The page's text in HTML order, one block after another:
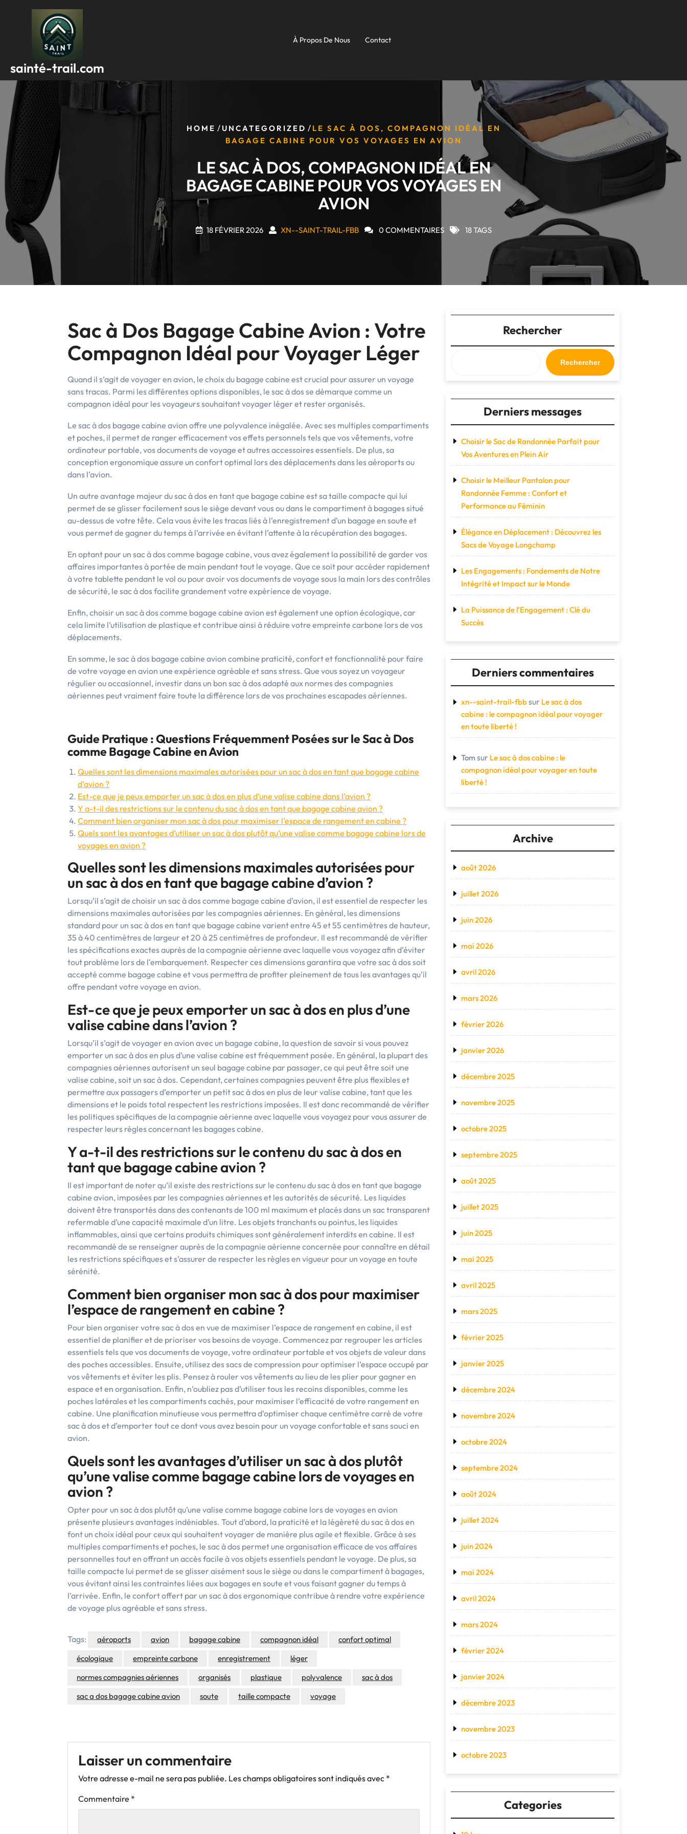
sainté-trail.com
À Propos De Nous Contact
HOME / UNCATEGORIZED / LE SAC À DOS, COMPAGNON IDÉAL EN
BAGAGE CABINE POUR VOS VOYAGES EN AVION
LE SAC À DOS, COMPAGNON IDÉAL EN
BAGAGE CABINE POUR VOS VOYAGES EN
AVION
18 FÉVRIER 2026 XN--SAINT-TRAIL-FBB 0 COMMENTAIRES 18 TAGS
Sac à Dos Bagage Cabine Avion : Votre
Compagnon Idéal pour Voyager Léger
Quand il s’agit de voyager en avion, le choix du bagage cabine est crucial pour assurer un voyage
sans tracas. Parmi les différentes options disponibles, le sac à dos se démarque comme un
compagnon idéal pour les voyageurs souhaitant voyager léger et rester organisés.
Le sac à dos bagage cabine avion offre une polyvalence inégalée. Avec ses multiples compartiments
et poches, il permet de ranger efficacement vos effets personnels tels que vos vêtements, votre
ordinateur portable, vos documents de voyage et autres accessoires essentiels. De plus, sa
conception ergonomique assure un confort optimal lors des déplacements dans les aéroports ou
dans l’avion.
Un autre avantage majeur du sac à dos en tant que bagage cabine est sa taille compacte qui lui
permet de se glisser facilement sous le siège devant vous ou dans le compartiment à bagages situé
au-dessus de votre tête. Cela vous évite les tracas liés à l’enregistrement d’un bagage en soute et
vous permet de gagner du temps à l’arrivée en évitant l’attente à la récupération des bagages.
En optant pour un sac à dos comme bagage cabine, vous avez également la possibilité de garder vos
affaires importantes à portée de main pendant tout le voyage. Que ce soit pour accéder rapidement
à votre tablette pendant le vol ou pour avoir vos documents de voyage sous la main lors des contrôles
de sécurité, le sac à dos facilite grandement votre expérience de voyage.
Enfin, choisir un sac à dos comme bagage cabine avion est également une option écologique, car
cela limite l’utilisation de plastique et contribue ainsi à réduire votre empreinte carbone lors de vos
déplacements.
En somme, le sac à dos bagage cabine avion combine praticité, confort et fonctionnalité pour faire
de votre voyage en avion une expérience agréable et sans stress. Que vous soyez un voyageur
régulier ou occasionnel, investir dans un bon sac à dos adapté aux normes des compagnies
aériennes peut vraiment faire toute la différence lors de vos prochaines escapades aériennes.
Guide Pratique : Questions Fréquemment Posées sur le Sac à Dos
comme Bagage Cabine en Avion
Quelles sont les dimensions maximales autorisées pour un sac à dos en tant que bagage cabine
d’avion ?
Est-ce que je peux emporter un sac à dos en plus d’une valise cabine dans l’avion ?
Y a-t-il des restrictions sur le contenu du sac à dos en tant que bagage cabine avion ?
Comment bien organiser mon sac à dos pour maximiser l’espace de rangement en cabine ?
Quels sont les avantages d’utiliser un sac à dos plutôt qu’une valise comme bagage cabine lors de
voyages en avion ?
Quelles sont les dimensions maximales autorisées pour
un sac à dos en tant que bagage cabine d’avion ?
Lorsqu’il s’agit de choisir un sac à dos comme bagage cabine d’avion, il est essentiel de respecter les
dimensions maximales autorisées par les compagnies aériennes. En général, les dimensions
standard pour un sac à dos en tant que bagage cabine varient entre 45 et 55 centimètres de hauteur,
35 à 40 centimètres de largeur et 20 à 25 centimètres de profondeur. Il est recommandé de vérifier
les spécifications exactes auprès de la compagnie aérienne avec laquelle vous voyagez afin d’éviter
tout problème lors de l’embarquement. Respecter ces dimensions garantira que votre sac à dos soit
accepté comme bagage cabine et vous permettra de profiter pleinement de tous les avantages qu’il
offre pendant votre voyage en avion.
Est-ce que je peux emporter un sac à dos en plus d’une
valise cabine dans l’avion ?
Lorsqu’il s’agit de voyager en avion avec un bagage cabine, la question de savoir si vous pouvez
emporter un sac à dos en plus d’une valise cabine est fréquemment posée. En général, la plupart des
compagnies aériennes autorisent un seul bagage cabine par passager, ce qui peut être soit une
valise cabine, soit un sac à dos. Cependant, certaines compagnies peuvent être plus flexibles et
permettre aux passagers d’emporter un petit sac à dos en plus de leur valise cabine, tant que les
dimensions et le poids total respectent les restrictions imposées. Il est donc recommandé de vérifier
les politiques spécifiques de la compagnie aérienne avec laquelle vous voyagez pour vous assurer de
respecter leurs règles concernant les bagages cabine.
Y a-t-il des restrictions sur le contenu du sac à dos en
tant que bagage cabine avion ?
Il est important de noter qu’il existe des restrictions sur le contenu du sac à dos en tant que bagage
cabine avion, imposées par les compagnies aériennes et les autorités de sécurité. Les liquides
doivent être transportés dans des contenants de 100 ml maximum et placés dans un sac transparent
refermable d’une capacité maximale d’un litre. Les objets tranchants ou pointus, les liquides
inflammables, ainsi que certains produits chimiques sont généralement interdits en cabine. Il est
recommandé de se renseigner auprès de la compagnie aérienne concernée pour connaître en détail
les restrictions spécifiques et s’assurer de respecter les règles en vigueur pour un voyage en toute
sérénité.
Comment bien organiser mon sac à dos pour maximiser
l’espace de rangement en cabine ?
Pour bien organiser votre sac à dos en vue de maximiser l’espace de rangement en cabine, il est
essentiel de planifier et de prioriser vos besoins de voyage. Commencez par regrouper les articles
essentiels tels que vos documents de voyage, votre ordinateur portable et vos objets de valeur dans
des poches accessibles. Ensuite, utilisez des sacs de compression pour optimiser l’espace occupé par
vos vêtements et éviter les plis. Pensez à rouler vos vêtements au lieu de les plier pour gagner en
espace et en organisation. Enfin, n’oubliez pas d’utiliser tous les recoins disponibles, comme les
poches latérales et les compartiments cachés, pour maximiser l’efficacité de votre rangement en
cabine. Une planification minutieuse vous permettra d’optimiser chaque centimètre carré de votre
sac à dos et d’emporter tout ce dont vous avez besoin pour un voyage confortable et sans souci en
avion.
Quels sont les avantages d’utiliser un sac à dos plutôt
qu’une valise comme bagage cabine lors de voyages en
avion ?
Opter pour un sac à dos plutôt qu’une valise comme bagage cabine lors de voyages en avion
présente plusieurs avantages indéniables. Tout d’abord, la praticité et la légèreté du sac à dos en
font un choix idéal pour ceux qui souhaitent voyager de manière plus agile et flexible. Grâce à ses
multiples compartiments et poches, le sac à dos permet une organisation efficace de vos affaires
personnelles tout en offrant un accès facile à vos objets essentiels pendant le voyage. De plus, sa
taille compacte lui permet de se glisser aisément sous le siège ou dans le compartiment à bagages,
vous évitant ainsi les contraintes liées aux bagages en soute et vous faisant gagner du temps à
l’arrivée. Enfin, le confort offert par un sac à dos ergonomique contribue à rendre votre expérience
de voyage plus agréable et sans stress.
Tags: aéroports avion bagage cabine compagnon idéal
confort optimal
écologique
empreinte carbone enregistrement
léger
normes compagnies aériennes
organisés plastique polyvalence
sac à dos
sac a dos bagage cabine avion
soute taille compacte voyage
Laisser un commentaire
Votre adresse e-mail ne sera pas publiée. Les champs obligatoires sont indiqués avec *
Commentaire *
Rechercher
Rechercher
Derniers messages
Choisir le Sac de Randonnée Parfait pour
Vos Aventures en Plein Air
Choisir le Meilleur Pantalon pour
Randonnée Femme : Confort et
Performance au Féminin
Élégance en Déplacement : Découvrez les
Sacs de Voyage Longchamp
Les Engagements : Fondements de Notre
Intégrité et Impact sur le Monde
La Puissance de l’Engagement : Clé du
Succès
Derniers commentaires
xn--saint-trail-fbbsur Le sac à dos
cabine : le compagnon idéal pour voyager
en toute liberté !
Tom sur Le sac à dos cabine : le
compagnon idéal pour voyager en toute
liberté !
Archive
août 2026
juillet 2026
juin 2026
mai 2026
avril 2026
mars 2026
février 2026
janvier 2026
décembre 2025
novembre 2025
octobre 2025
septembre 2025
août 2025
juillet 2025
juin 2025
mai 2025
avril 2025
mars 2025
février 2025
janvier 2025
décembre 2024
novembre 2024
octobre 2024
septembre 2024
août 2024
juillet 2024
juin 2024
mai 2024
avril 2024
mars 2024
février 2024
janvier 2024
décembre 2023
novembre 2023
octobre 2023
Categories